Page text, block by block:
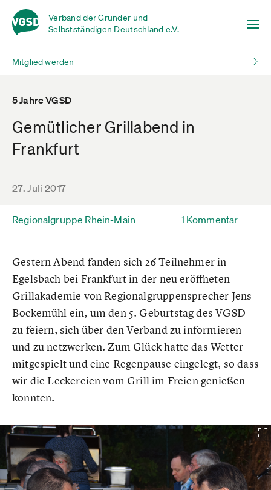
Verband der Gründer und
Selbstständigen Deutschland e.V.
Mitglied werden
5 Jahre VGSD
Gemütlicher Grillabend in
Frankfurt
27. Juli 2017
Regionalgruppe Rhein-Main 1 Kommentar
Gestern Abend fanden sich 26 Teilnehmer in
Egelsbach bei Frankfurt in der neu eröffneten
Grillakademie von Regionalgruppensprecher Jens
Bockemühl ein, um den 5. Geburtstag des VGSD
zu feiern, sich über den Verband zu informieren
und zu netzwerken. Zum Glück hatte das Wetter
mitgespielt und eine Regenpause eingelegt, so dass
wir die Leckereien vom Grill im Freien genießen
konnten.